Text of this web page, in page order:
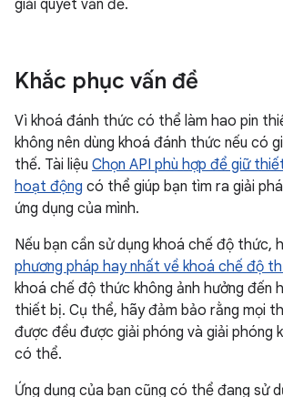
giải quyết vấn đề.
Khắc phục vấn đề
Vì khoá đánh thức có thể làm hao pin
không nên dùng khoá đánh thức nếu có
thế. Tài liệu Chọn API phù hợp để giữ
hoạt động có thể giúp bạn tìm ra giải
ứng dụng của mình.
Nếu bạn cần sử dụng khoá chế độ thức,
phương pháp hay nhất về khoá chế độ
khoá chế độ thức không ảnh hưởng đến
thiết bị. Cụ thể, hãy đảm bảo rằng mọi
được đều được giải phóng và giải phóng
có thể.
Ứng dụng của bạn cũng có thể đang sử